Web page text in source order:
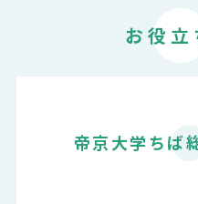
お役立
帝京大学ちば